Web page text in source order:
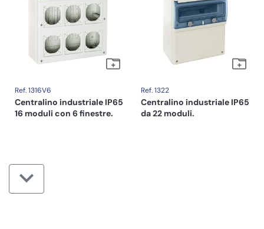
Ref. 1316V6
Centralino industriale IP65
16 moduli con 6 finestre.
Ref. 1322
Centralino industriale IP65
da 22 moduli.